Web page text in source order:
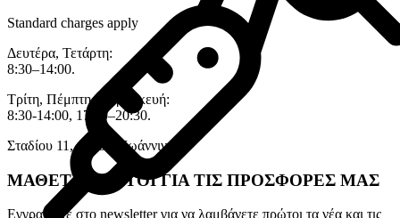
Standard charges apply
Δευτέρα, Τετάρτη:
8:30–14:00.
Τρίτη, Πέμπτη, Παρασκευή:
8:30-14:00, 17:30–20:30.
Σταδίου 11, 45333 , Ιωάννινα.
ΜΑΘΕΤΕ ΠΡΩΤΟΙ ΓΙΑ ΤΙΣ ΠΡΟΣΦΟΡΕΣ ΜΑΣ
Εγγραφείτε στο newsletter για να λαμβάνετε πρώτοι τα νέα και τις